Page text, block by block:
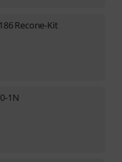
Recone-Kit
1N